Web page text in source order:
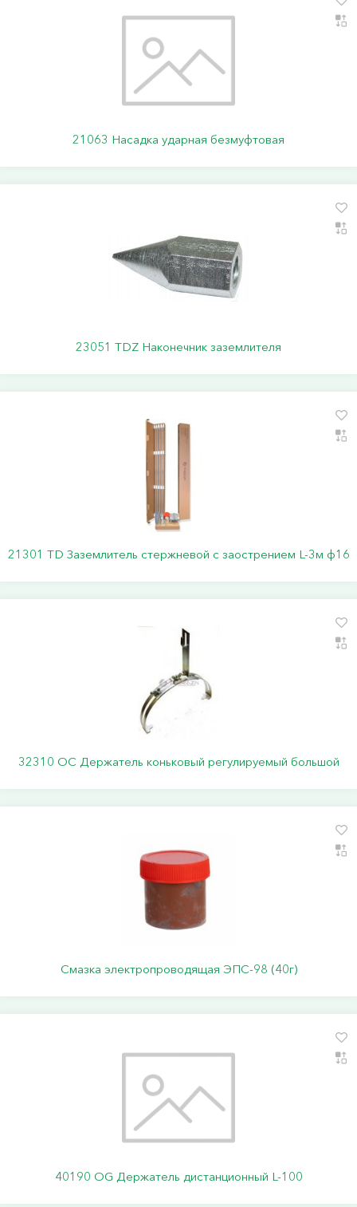
21063 Насадка ударная безмуфтовая
23051 TDZ Наконечник заземлителя
21301 TD Заземлитель стержневой c заострением L-3м ф16
32310 ОС Держатель коньковый регулируемый большой
Смазка электропроводящая ЭПС-98 (40г)
40190 ОG Держатель дистанционный L-100